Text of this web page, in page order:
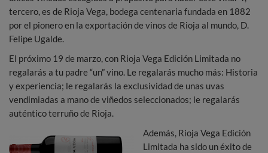
tercero, es de Rioja Vega, bodega centenaria fundada en 1882
por el pionero en la exportación de vinos de Rioja al mundo, D.
Felipe Ugalde.
El próximo 19 de marzo, con Rioja Vega Edición Limitada no
regalarás a tu padre “un” vino. Le regalarás mucho más: Historia
y experiencia; le regalarás la exclusividad de unas uvas
vendimiadas a mano de viñedos seleccionados; le regalarás
auténtico terruño de Rioja.
Además, Rioja Vega Edición
Limitada ha sido un éxito de